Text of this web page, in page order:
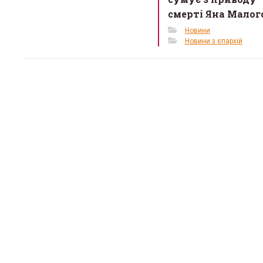
смерті Яна
Новини
Новини з єпархій